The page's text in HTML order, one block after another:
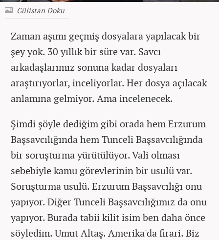
Gülistan Doku
Zaman aşımı geçmiş dosyalara yapılacak bir
şey yok. 30 yıllık bir süre var. Savcı
arkadaşlarımız sonuna kadar dosyaları
araştırıyorlar, inceliyorlar. Her dosya açılacak
anlamına gelmiyor. Ama incelenecek.
Şimdi şöyle dediğim gibi orada hem Erzurum
Başsavcılığında hem Tunceli Başsavcılığında
bir soruşturma yürütülüyor. Vali olması
sebebiyle kamu görevlerinin bir usulü var.
Soruşturma usulü. Erzurum Başsavcılığı onu
yapıyor. Diğer Tunceli Başsavcılığımız da onu
yapıyor. Burada tabii kilit isim ben daha önce
söyledim. Umut Altaş. Amerika'da firari. Biz